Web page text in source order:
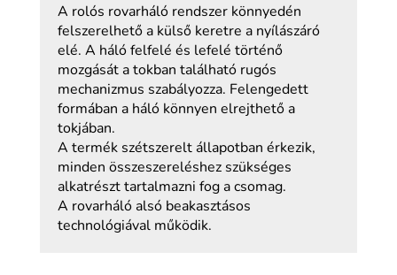
A rolós rovarháló rendszer könnyedén
felszerelhető a külső keretre a nyílászáró
elé. A háló felfelé és lefelé történő
mozgását a tokban található rugós
mechanizmus szabályozza. Felengedett
formában a háló könnyen elrejthető a
tokjában.
A termék szétszerelt állapotban érkezik,
minden összeszereléshez szükséges
alkatrészt tartalmazni fog a csomag.
A rovarháló alsó beakasztásos
technológiával működik.